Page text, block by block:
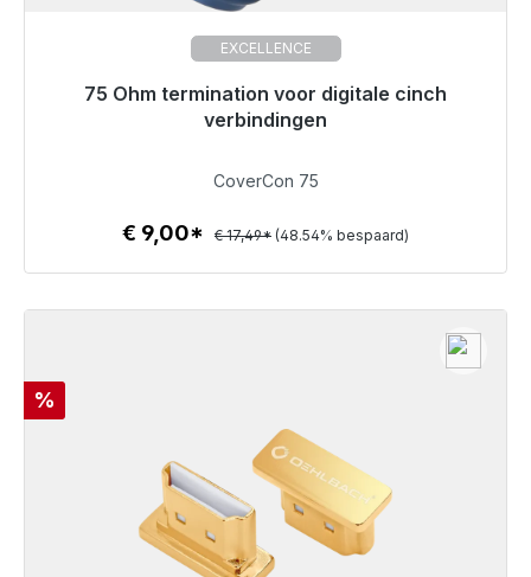
EXCELLENCE
75 Ohm termination voor digitale cinch
verbindingen
Klaar voor onmiddellijke verzending, levertijd 48 uur*
Details
CoverCon 75
€ 9,00* € 17,49* (48.54% bespaard)
Korting
%